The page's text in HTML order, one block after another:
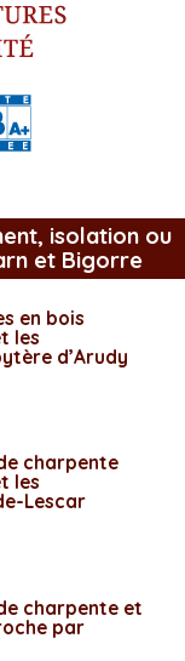
isolation ou
et Bigorre
en bois
les
d’Arudy
charpente
les
Lescar
charpente et
par